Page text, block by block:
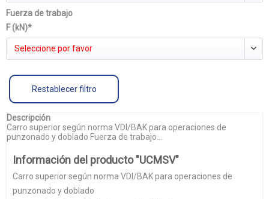
Fuerza de trabajo
F (kN)*
Seleccione por favor
Restablecer filtro
Descripción
Carro superior según norma VDI/BAK para operaciones de
punzonado y doblado Fuerza de trabajo...
Información del producto "UCMSV"
Carro superior según norma VDI/BAK para operaciones de
punzonado y doblado